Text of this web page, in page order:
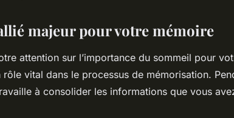
majeur pour votre mémoire
attention sur l’importance du sommeil pour
vital dans le processus de mémorisation.
à consolider les informations que vous